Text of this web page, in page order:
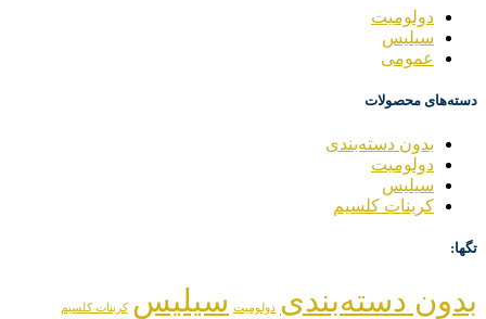
دولومیت
سیلیس
عمومی
دسته‌های محصولات
بدون دسته‌بندی
دولومیت
سیلیس
کربنات کلسیم
تگها:
بدون دسته‌بندی دولومیت سیلیس کربنات کلسیم